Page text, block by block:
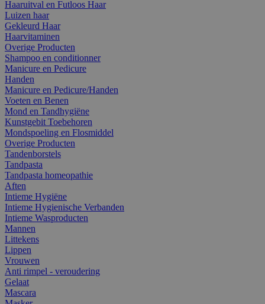
Haaruitval en Futloos Haar
Luizen haar
Gekleurd Haar
Haarvitaminen
Overige Producten
Shampoo en conditionner
Manicure en Pedicure
Handen
Manicure en Pedicure/Handen
Voeten en Benen
Mond en Tandhygiëne
Kunstgebit Toebehoren
Mondspoeling en Flosmiddel
Overige Producten
Tandenborstels
Tandpasta
Tandpasta homeopathie
Aften
Intieme Hygiëne
Intieme Hygienische Verbanden
Intieme Wasproducten
Mannen
Littekens
Lippen
Vrouwen
Anti rimpel - veroudering
Gelaat
Mascara